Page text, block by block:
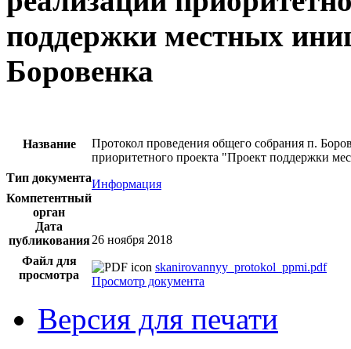
поддержки местных
Боровенка
Название
Протокол проведения общего собрания п.
приоритетного проекта "Проект поддержки
Тип документаИнформация
Компетентный
орган
Дата
публикования 26 ноября 2018
Файл для
просмотра
skanirovannyy_protokol_ppmi.pdf
Просмотр документа
Версия для печати